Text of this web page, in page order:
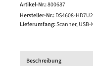
Artikel-Nr.:800687
Hersteller-Nr.:DS4608-
Lieferumfang:Scanner,
Beschreibung